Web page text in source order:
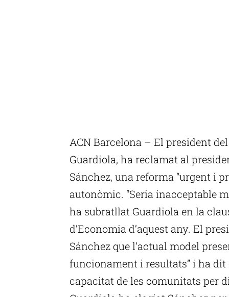
ACN Barcelona – El president
Guardiola, ha reclamat al
Sánchez, una reforma “urgent i
autonòmic. “Seria inacceptable
ha subratllat Guardiola en la
d’Economia d’aquest any. El
Sánchez que l’actual model
funcionament i resultats” i ha dit
capacitat de les comunitats per